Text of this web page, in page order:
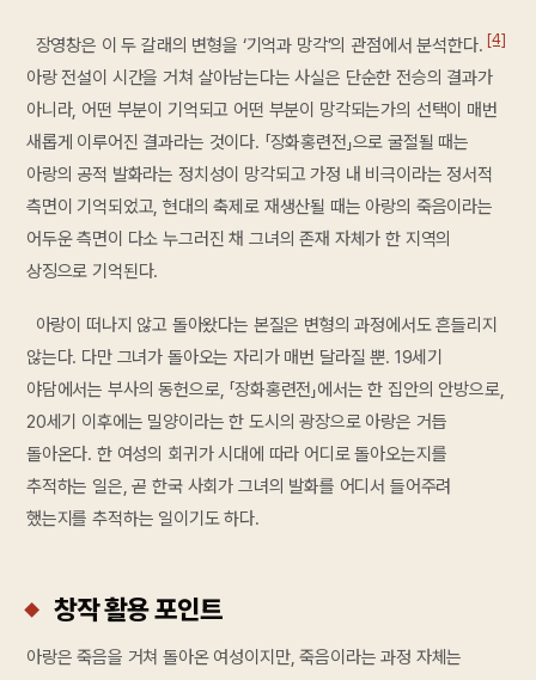
장영창은 이 두 갈래의 변형을 ‘기억과 망각’의 관점에서 분석한다. [4]
아랑 전설이 시간을 거쳐 살아남는다는 사실은 단순한 전승의 결과가
아니라, 어떤 부분이 기억되고 어떤 부분이 망각되는가의 선택이 매번
새롭게 이루어진 결과라는 것이다. 「장화홍련전」으로 굴절될 때는
아랑의 공적 발화라는 정치성이 망각되고 가정 내 비극이라는 정서적
측면이 기억되었고, 현대의 축제로 재생산될 때는 아랑의 죽음이라는
어두운 측면이 다소 누그러진 채 그녀의 존재 자체가 한 지역의
상징으로 기억된다.
아랑이 떠나지 않고 돌아왔다는 본질은 변형의 과정에서도 흔들리지
않는다. 다만 그녀가 돌아오는 자리가 매번 달라질 뿐. 19세기
야담에서는 부사의 동헌으로, 「장화홍련전」에서는 한 집안의 안방으로,
20세기 이후에는 밀양이라는 한 도시의 광장으로 아랑은 거듭
돌아온다. 한 여성의 회귀가 시대에 따라 어디로 돌아오는지를
추적하는 일은, 곧 한국 사회가 그녀의 발화를 어디서 들어주려
했는지를 추적하는 일이기도 하다.
창작 활용 포인트
아랑은 죽음을 거쳐 돌아온 여성이지만, 죽음이라는 과정 자체는